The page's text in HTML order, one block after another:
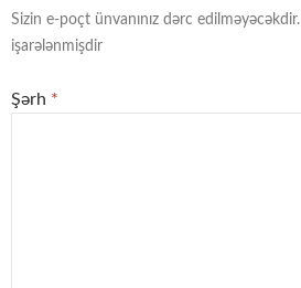
Sizin e-poçt ünvanınız dərc edilməyəcəkdir.
işarələnmişdir
Şərh *